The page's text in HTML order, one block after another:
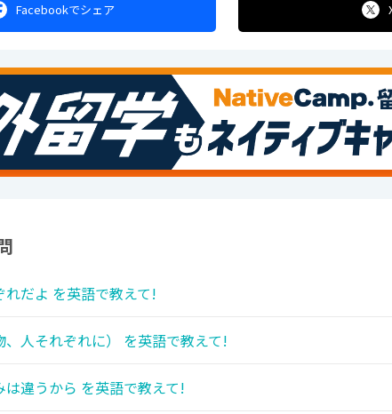
Facebookでシェア
れだよ を英語で教えて!
、人それぞれに） を英語で教えて!
は違うから を英語で教えて!